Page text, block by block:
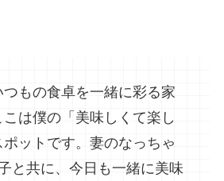
もの食卓を一緒に彩る家
は僕の「美味しくて楽し
ットです。妻のなっちゃ
と共に、今日も一緒に美味